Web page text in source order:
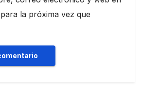
la próxima vez que